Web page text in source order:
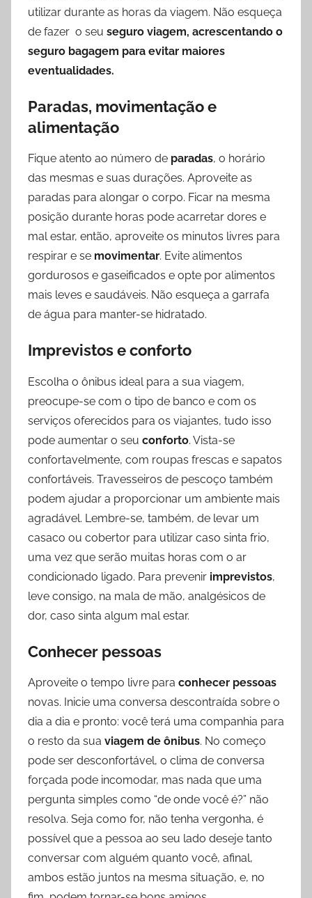
utilizar durante as horas da viagem. Não esqueça
de fazer o seu seguro viagem, acrescentando o
seguro bagagem para evitar maiores
eventualidades.
Paradas, movimentação e
alimentação
Fique atento ao número de paradas, o horário
das mesmas e suas durações. Aproveite as
paradas para alongar o corpo. Ficar na mesma
posição durante horas pode acarretar dores e
mal estar, então, aproveite os minutos livres para
respirar e se movimentar. Evite alimentos
gordurosos e gaseificados e opte por alimentos
mais leves e saudáveis. Não esqueça a garrafa
de água para manter-se hidratado.
Imprevistos e conforto
Escolha o ônibus ideal para a sua viagem,
preocupe-se com o tipo de banco e com os
serviços oferecidos para os viajantes, tudo isso
pode aumentar o seu conforto. Vista-se
confortavelmente, com roupas frescas e sapatos
confortáveis. Travesseiros de pescoço também
podem ajudar a proporcionar um ambiente mais
agradável. Lembre-se, também, de levar um
casaco ou cobertor para utilizar caso sinta frio,
uma vez que serão muitas horas com o ar
condicionado ligado. Para prevenir imprevistos,
leve consigo, na mala de mão, analgésicos de
dor, caso sinta algum mal estar.
Conhecer pessoas
Aproveite o tempo livre para conhecer pessoas
novas. Inicie uma conversa descontraída sobre o
dia a dia e pronto: você terá uma companhia para
o resto da sua viagem de ônibus. No começo
pode ser desconfortável, o clima de conversa
forçada pode incomodar, mas nada que uma
pergunta simples como “de onde você é?” não
resolva. Seja como for, não tenha vergonha, é
possível que a pessoa ao seu lado deseje tanto
conversar com alguém quanto você, afinal,
ambos estão juntos na mesma situação, e, no